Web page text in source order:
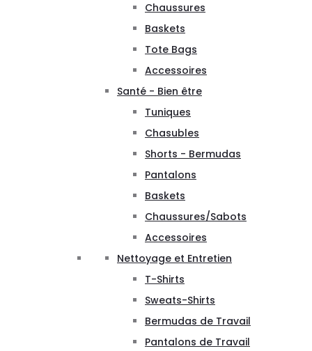
Chaussures
Baskets
Tote Bags
Accessoires
Santé - Bien être
Tuniques
Chasubles
Shorts - Bermudas
Pantalons
Baskets
Chaussures/Sabots
Accessoires
Nettoyage et Entretien
T-Shirts
Sweats-Shirts
Bermudas de Travail
Pantalons de Travail